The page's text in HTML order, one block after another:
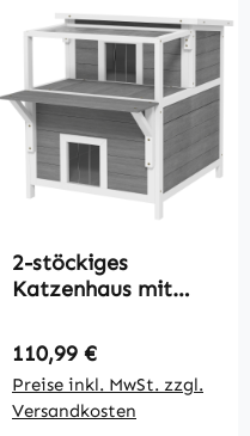
2-stöckiges
Katzenhaus mit
Katzenhütte, Regen-
und Sonnenschutz,
für drinnen und
draußen, Hellgrau
Regulärer Preis:
110,99 €
Preise inkl. MwSt. zzgl.
Versandkosten